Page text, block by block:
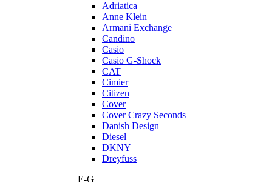
Adriatica
Anne Klein
Armani Exchange
Candino
Casio
Casio G-Shock
CAT
Cimier
Citizen
Cover
Cover Crazy Seconds
Danish Design
Diesel
DKNY
Dreyfuss
E-G